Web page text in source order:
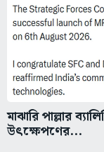
মাঝারি পাল্লার
উৎক্ষেপণের...